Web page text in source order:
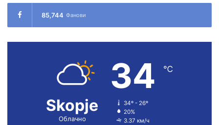
85,744 Фанови
Skopje
Облачно
34 ℃
34º - 26º
20%
3.37 км/ч